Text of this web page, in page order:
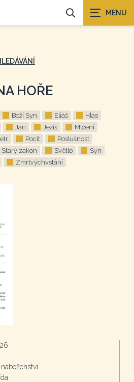
HOŘE
Boží Syn Eliáš
Hlas
Jan Ježíš
Mlčení
Pocit
Poslušnost
Starý zákon Světlo
Syn
Zmrtvýchvstání